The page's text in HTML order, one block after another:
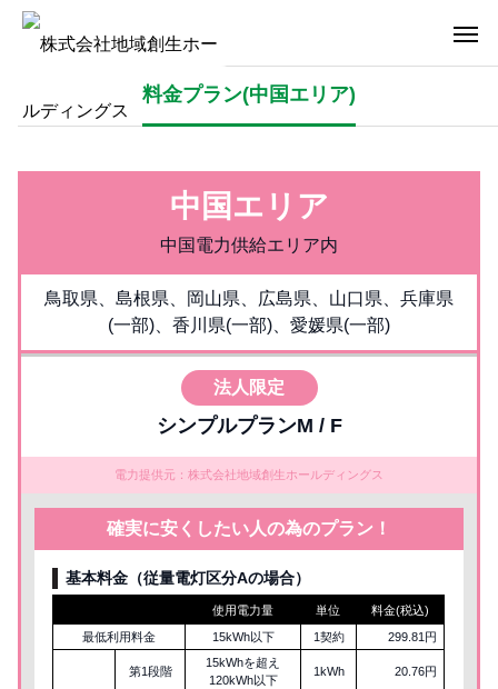
料金プラン(中国エリア)
中国エリア
中国電力供給エリア内
鳥取県、島根県、岡山県、広島県、山口県、兵庫県
(一部)、香川県(一部)、愛媛県(一部)
シンプルプランM / F
電力提供元：株式会社地域創生ホールディングス
法人限定
確実に安くしたい人の為のプラン！
基本料金（従量電灯区分Aの場合）
使用電力量 単位
料金(税込)
最低利用料金
15kWh以下 1契約 299.81円
第1段階
15kWhを超え
120kWh以下
1kWh 20.76円